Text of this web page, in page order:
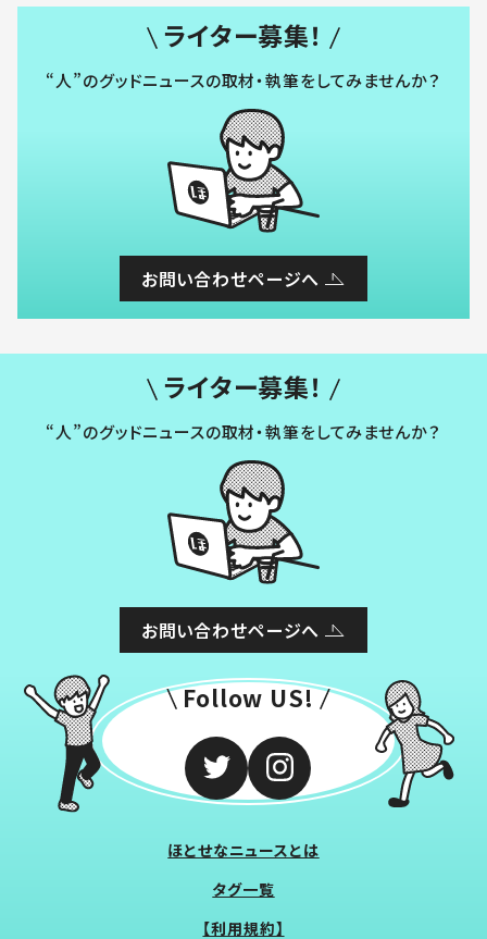
ライター募集！
“人”のグッドニュースの取材・執筆をしてみませんか？
お問い合わせページへ
ライター募集！
“人”のグッドニュースの取材・執筆をしてみませんか？
お問い合わせページへ
Follow US!
ほとせなニュースとは
タグ一覧
【利用規約】